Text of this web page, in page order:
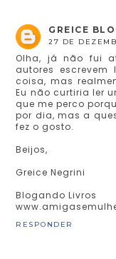
GREICE
27 DE
Olha, já não fui
autores
coisa, mas
Eu não curtiria ler
que me perco
por dia, mas a
fez o gosto.
Beijos,
Greice Negrini
Blogando Livros
RESPONDER